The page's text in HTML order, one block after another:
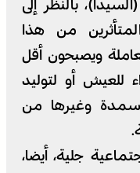
بالنظر إلى
من هذا
ويصبحون أقل
للعيش أو لتوليد
وغيرها من
جلية، أيضا،